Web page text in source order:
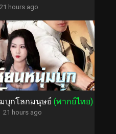
21 hours ago
บุกโลกมนุษย์ (พากย์ไทย)
21 hours ago